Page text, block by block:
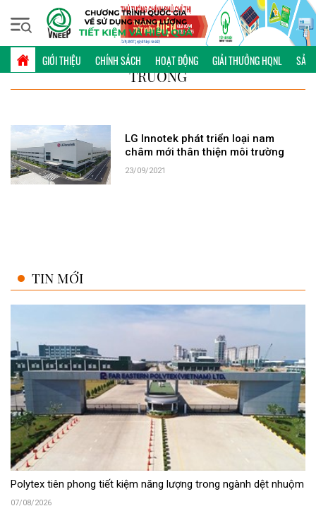
GIỚI THIỆU CHÍNH SÁCH HOẠT ĐỘNG GIẢI THƯỞNG HQNL SẢN
Thứ sáu, 07/08/2026 | 20:00 GMT+7
TỪ KHÓA: NAM CHÂM THÂN THIỆN MÔI
TRƯỜNG
LG Innotek phát triển loại nam
châm mới thân thiện môi trường
23/09/2021
TIN MỚI
Polytex tiên phong tiết kiệm năng lượng trong ngành dệt nhuộm
07/08/2026